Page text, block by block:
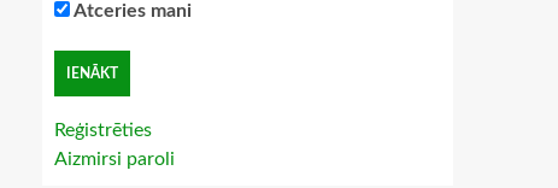
Atceries mani
Reģistrēties
Aizmirsi paroli